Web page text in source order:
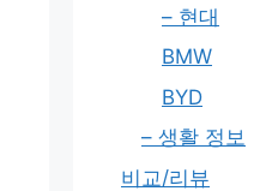
– 현대
BMW
BYD
– 생활 정보
비교/리뷰